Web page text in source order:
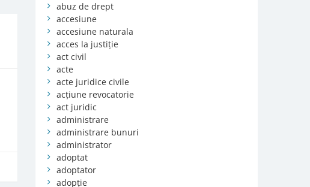
abuz de drept
accesiune
accesiune naturala
acces la justiție
act civil
acte
acte juridice civile
acțiune revocatorie
act juridic
administrare
administrare bunuri
administrator
adoptat
adoptator
adopție